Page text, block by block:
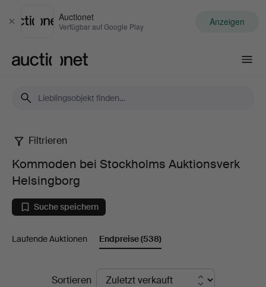
Schließen
Auctionet
Verfügbar auf Google Play Anzeigen
Kommoden
bei
Stockholms
Auktionsverk
Filtrieren
Kommoden bei Stockholms Auktionsverk
Helsingborg
Suche speichern
Laufende Auktionen Endpreise(538)
EndpreiseSortieren